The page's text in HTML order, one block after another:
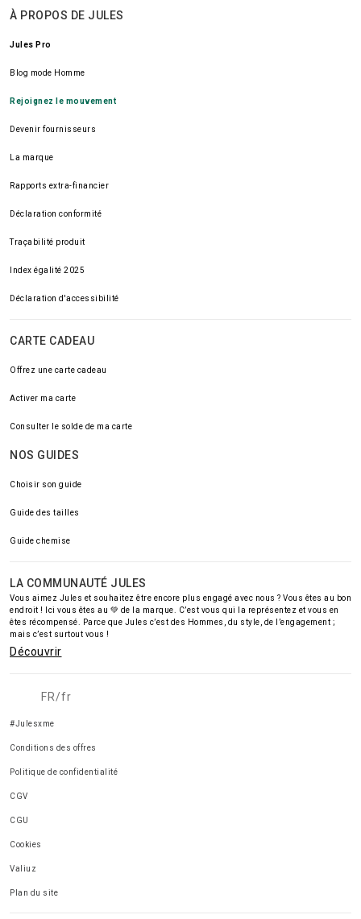
À PROPOS DE JULES
Jules Pro
Blog mode Homme
Rejoignez le mouvement
Devenir fournisseurs
La marque
Rapports extra-financier
Déclaration conformité
Traçabilité produit
Index égalité 2025
Déclaration d'accessibilité
CARTE CADEAU
Offrez une carte cadeau
Activer ma carte
Consulter le solde de ma carte
NOS GUIDES
Choisir son guide
Guide des tailles
Guide chemise
LA COMMUNAUTÉ JULES
Vous aimez Jules et souhaitez être encore plus engagé avec nous ? Vous êtes au bon
endroit ! Ici vous êtes au 💚 de la marque. C’est vous qui la représentez et vous en
êtes récompensé. Parce que Jules c’est des Hommes, du style, de l’engagement ;
mais c’est surtout vous !
Découvrir
FR/fr
#Julesxme
Conditions des offres
Politique de confidentialité
CGV
CGU
Cookies
Valiuz
Plan du site